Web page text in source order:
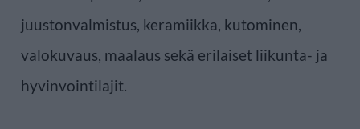
juustonvalmistus, keramiikka, kutominen,
valokuvaus, maalaus sekä erilaiset liikunta- ja
hyvinvointilajit.